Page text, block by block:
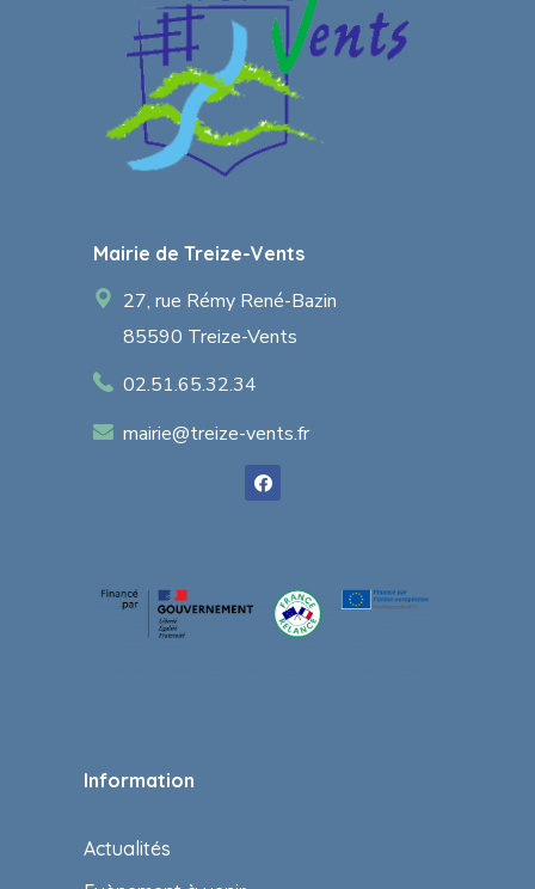
Mairie de Treize-Vents
27, rue Rémy René-Bazin
85590 Treize-Vents
02.51.65.32.34
mairie@treize-vents.fr
Information
Actualités